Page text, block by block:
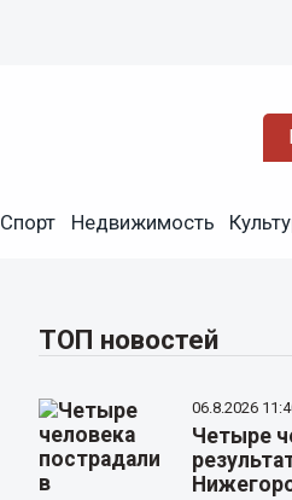
Спорт Недвижимость
ТОП новостей
06.8.2026
Четыре